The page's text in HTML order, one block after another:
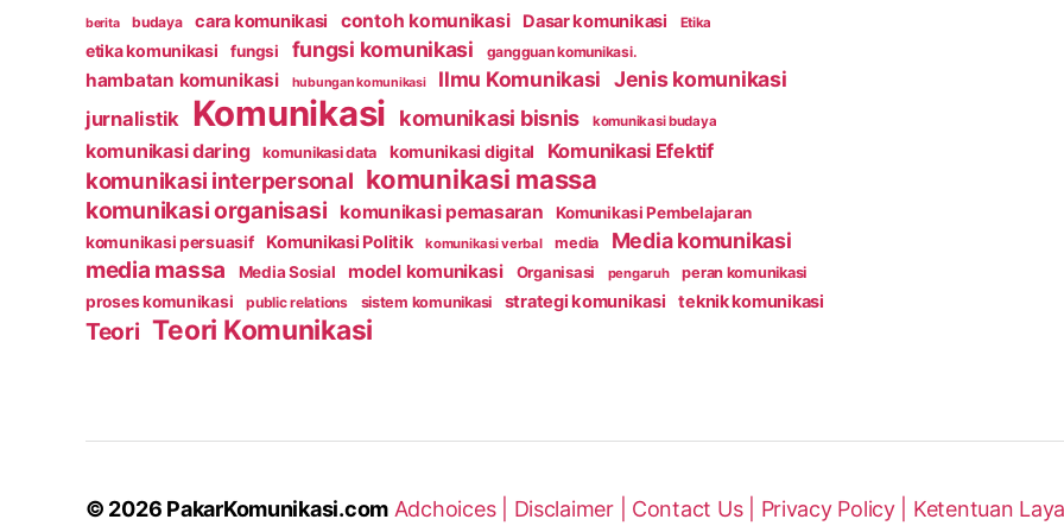
berita budaya cara komunikasi contoh komunikasi Dasar komunikasi Etika
etika komunikasi fungsi fungsi komunikasi gangguan komunikasi.
hambatan komunikasi hubungan komunikasi Ilmu Komunikasi Jenis komunikasi
jurnalistik Komunikasi komunikasi bisnis komunikasi budaya
komunikasi daring komunikasi data komunikasi digital Komunikasi Efektif
komunikasi interpersonal komunikasi massa
komunikasi organisasi komunikasi pemasaran
Komunikasi Pembelajaran
komunikasi persuasif
Komunikasi Politik komunikasi verbal media Media komunikasi
media massa Media Sosial model komunikasi Organisasi pengaruh peran komunikasi
proses komunikasi public relations sistem komunikasi strategi komunikasi teknik komunikasi
Teori Teori Komunikasi
© 2026 PakarKomunikasi.com Adchoices | Disclaimer | Contact Us | Privacy Policy | Ketentuan